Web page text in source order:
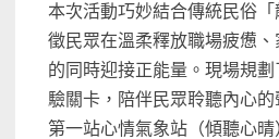
本次活動巧妙結合傳統民俗
徵民眾在溫柔釋放職場疲憊
的同時迎接正能量。現場規
驗關卡，陪伴民眾聆聽內心的
第一站心情氣象站（傾聽心